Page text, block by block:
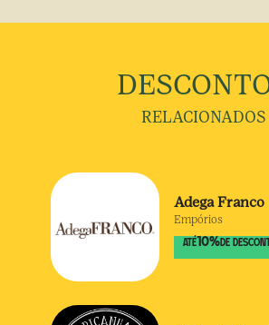
RELACIONADOS
Adega Franco
Empórios
ATÉ 10% DE